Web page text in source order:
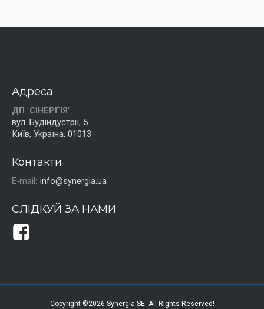
Адреса
ДП "СІНЕРГІЯ"
вул. Будіндустрії, 5
Київ, Україна, 01013
Контакти
E-mail: info@synergia.ua
СЛІДКУЙ ЗА НАМИ
Copyright ©2026 Synergia SE. All Rights Reserved!